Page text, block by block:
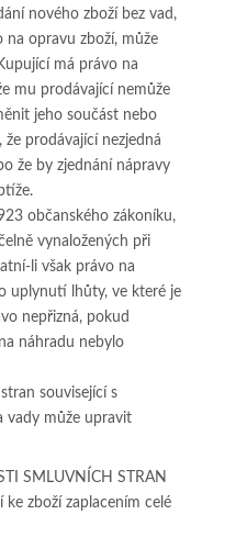
nového zboží bez vad,
na opravu zboží, může
má právo na
mu prodávající nemůže
jeho součást nebo
prodávající nezjedná
že by zjednání nápravy
občanského zákoníku,
vynaložených při
li však právo na
uplynutí lhůty, ve které je
nepřizná, pokud
náhradu nebylo
související s
vady může upravit
SMLUVNÍCH STRAN
zboží zaplacením celé